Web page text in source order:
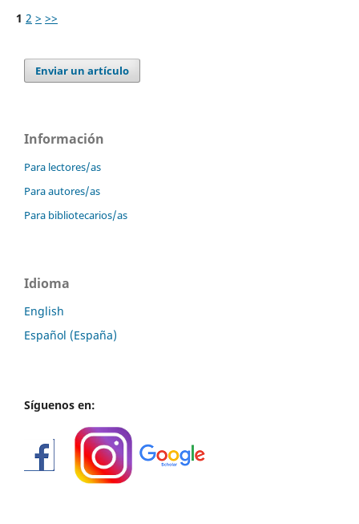
1 2 > >>
Enviar un artículo
Información
Para lectores/as
Para autores/as
Para bibliotecarios/as
Idioma
English
Español (España)
Síguenos en: